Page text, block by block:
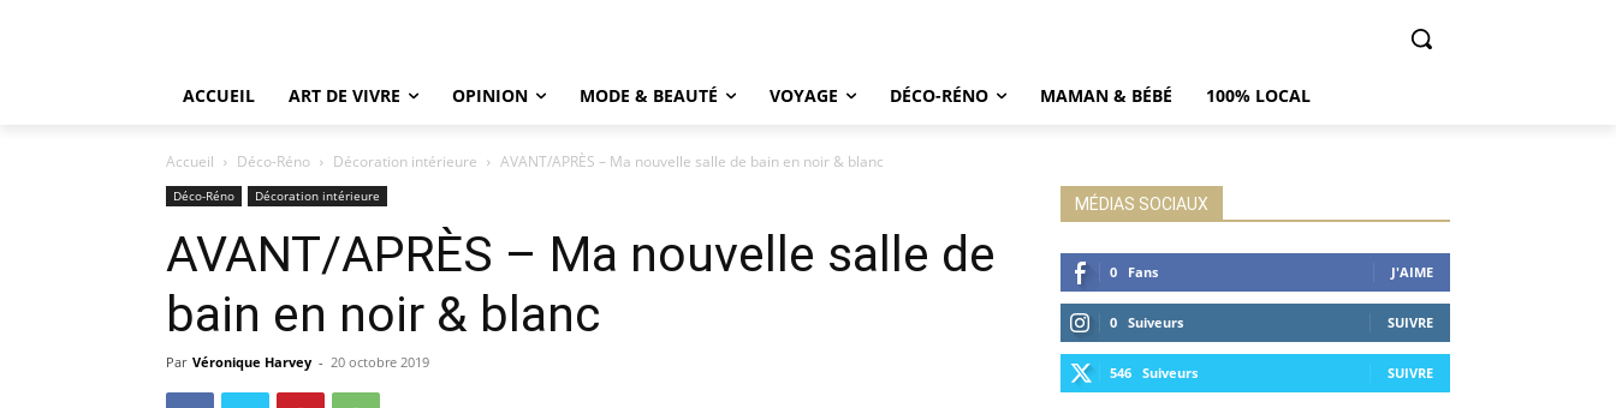
ACCUEIL ART DE VIVRE OPINION MODE & BEAUTÉ VOYAGE DÉCO-RÉNO MAMAN & BÉBÉ 100% LOCAL
Accueil Déco-Réno Décoration intérieure AVANT/APRÈS – Ma nouvelle salle de bain en noir & blanc
Déco-Réno Décoration intérieure
AVANT/APRÈS – Ma nouvelle salle de
bain en noir & blanc
Par Véronique Harvey - 20 octobre 2019
MÉDIAS SOCIAUX
0 Fans J'AIME
0 Suiveurs SUIVRE
546 Suiveurs SUIVRE